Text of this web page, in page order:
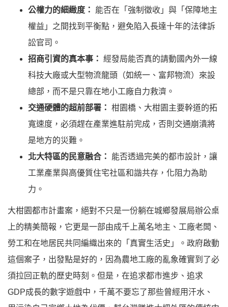
公權力的細緻度：
能否在「強制徵收」與「保障地主
權益」之間找到平衡點，避免陷入長達十年的法律訴
訟官司。
招商引資的真本事： 經發局能否真的請動國內外一線
科技大廠或大型物流龍頭（如統一、富邦物流）來設
總部，而不是只靠在地小工廠自力救濟。
交通硬體的超前部署： 柑園橋、大柑園主要幹道的拓
寬速度，必須趕在產業進駐前完成，否則交通崩潰將
是地方的災難。
北大特區的民意融合：
能否透過完美的都市設計，讓
工業產業與高優質住宅社區和諧共存，化阻力為助
力。
大柑園都市計畫案，絕對不只是一份躺在城鄉發展局辦公桌
上的精美簡報，它更是一部由成千上萬名地主、工廠老闆、
勞工和在地居民共同編織出來的「真實生活史」。政府啟動
這個案子，出發點是好的，因為農地工廠的亂象確實到了必
須拉回正軌的歷史時刻。但是，在追求都市進步、追求
GDP成長的數字遊戲中，千萬不要忘了那些曾經用汗水、